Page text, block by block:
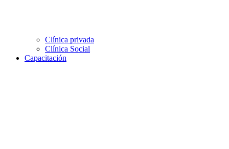
Clínica privada
Clínica Social
Capacitación